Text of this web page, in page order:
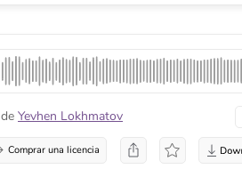
de Yevhen Lokhmatov
Comprar una licencia